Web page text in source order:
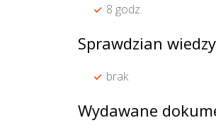
8 godz.
Sprawdzian
brak
Wydawane